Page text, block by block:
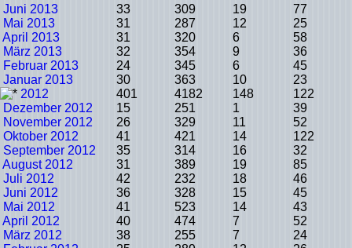
Juni 2013
33 309 19
77
Mai 2013
31 287 12
25
April 2013
31 320 6
58
März 2013
32 354 9
36
Februar 2013
24 345 6
45
Januar 2013
30 363 10
23
2012
401 4182 148
122
Dezember 2012
15 251 1
39
November 2012
26 329 11
52
Oktober 2012
41 421 14
122
September 2012
35 314 16
32
August 2012
31 389 19
85
Juli 2012
42 232 18
46
Juni 2012
36 328 15
45
Mai 2012
41 523 14
43
April 2012
40 474 7
52
März 2012
38 255 7
24